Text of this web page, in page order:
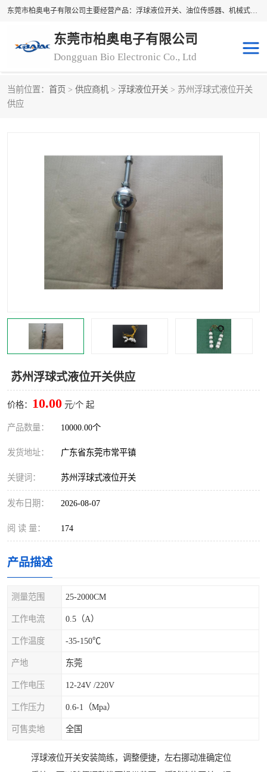
东莞市柏奥电子有限公司主要经营产品：浮球液位开关、油位传感器、机械式油表、浮球液位计、水位控制浮球阀、料位开关，水流开关、油水位控制配套仪表等。柏奥电子，您可信赖的合作伙伴
东莞市柏奥电子有限公司
Dongguan Bio Electronic Co., Ltd
当前位置： 首页 > 供应商机 > 浮球液位开关 > 苏州浮球式液位开关
供应
苏州浮球式液位开关供应
价格： 10.00 元/个 起
产品数量： 10000.00个
发货地址： 广东省东莞市常平镇
关键词： 苏州浮球式液位开关
发布日期： 2026-08-07
阅 读 量： 174
产品描述
测量范围 25-2000CM
工作电流 0.5（A）
工作温度 -35-150℃
产地 东莞
工作电压 12-24V /220V
工作压力 0.6-1（Mpa）
可售卖地 全国
浮球液位开关安装简练，调整便捷，左右挪动准确定位
浮球液位开关